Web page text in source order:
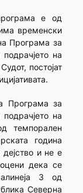
е од
временски
Програма за
на
постојат
Програма за
на
темпорален
година
и не е
дека се
3 од
Северна